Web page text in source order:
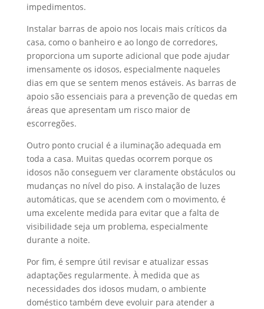
impedimentos.
Instalar barras de apoio nos locais mais críticos da
casa, como o banheiro e ao longo de corredores,
proporciona um suporte adicional que pode ajudar
imensamente os idosos, especialmente naqueles
dias em que se sentem menos estáveis. As barras de
apoio são essenciais para a prevenção de quedas em
áreas que apresentam um risco maior de
escorregões.
Outro ponto crucial é a iluminação adequada em
toda a casa. Muitas quedas ocorrem porque os
idosos não conseguem ver claramente obstáculos ou
mudanças no nível do piso. A instalação de luzes
automáticas, que se acendem com o movimento, é
uma excelente medida para evitar que a falta de
visibilidade seja um problema, especialmente
durante a noite.
Por fim, é sempre útil revisar e atualizar essas
adaptações regularmente. À medida que as
necessidades dos idosos mudam, o ambiente
doméstico também deve evoluir para atender a